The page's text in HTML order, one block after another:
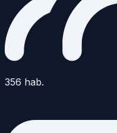
356 hab.